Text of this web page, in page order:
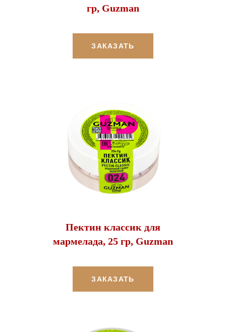
гр, Guzman
ЗАКАЗАТЬ
Пектин классик для
мармелада, 25 гр, Guzman
ЗАКАЗАТЬ